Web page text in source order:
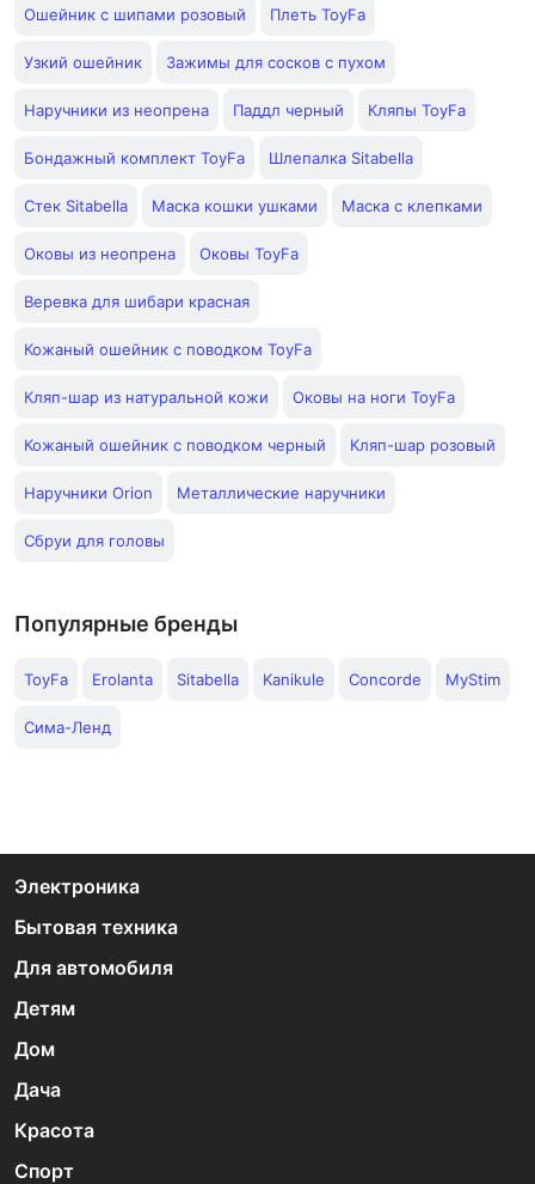
Ошейник с шипами розовый Плеть ToyFa
Узкий ошейник Зажимы для сосков с пухом
Наручники из неопрена Паддл черный Кляпы ToyFa
Бондажный комплект ToyFa Шлепалка Sitabella
Стек Sitabella Маска кошки ушками Маска с клепками
Оковы из неопрена Оковы ToyFa
Веревка для шибари красная
Кожаный ошейник с поводком ToyFa
Кляп-шар из натуральной кожи Оковы на ноги ToyFa
Кожаный ошейник с поводком черный Кляп-шар розовый
Наручники Orion Металлические наручники
Сбруи для головы
Популярные бренды
ToyFa Erolanta Sitabella Kanikule Concorde MyStim
Сима-Ленд
Электроника
Бытовая техника
Для автомобиля
Детям
Дом
Дача
Красота
Спорт